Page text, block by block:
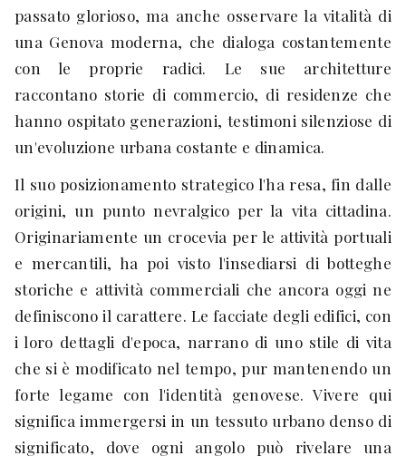
passato glorioso, ma anche osservare la vitalità di
una Genova moderna, che dialoga costantemente
con le proprie radici. Le sue architetture
raccontano storie di commercio, di residenze che
hanno ospitato generazioni, testimoni silenziose di
un'evoluzione urbana costante e dinamica.
Il suo posizionamento strategico l'ha resa, fin dalle
origini, un punto nevralgico per la vita cittadina.
Originariamente un crocevia per le attività portuali
e mercantili, ha poi visto l'insediarsi di botteghe
storiche e attività commerciali che ancora oggi ne
definiscono il carattere. Le facciate degli edifici, con
i loro dettagli d'epoca, narrano di uno stile di vita
che si è modificato nel tempo, pur mantenendo un
forte legame con l'identità genovese. Vivere qui
significa immergersi in un tessuto urbano denso di
significato, dove ogni angolo può rivelare una